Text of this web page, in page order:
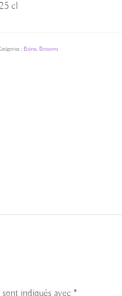
cl
: Bières, Boissons
indiqués avec *